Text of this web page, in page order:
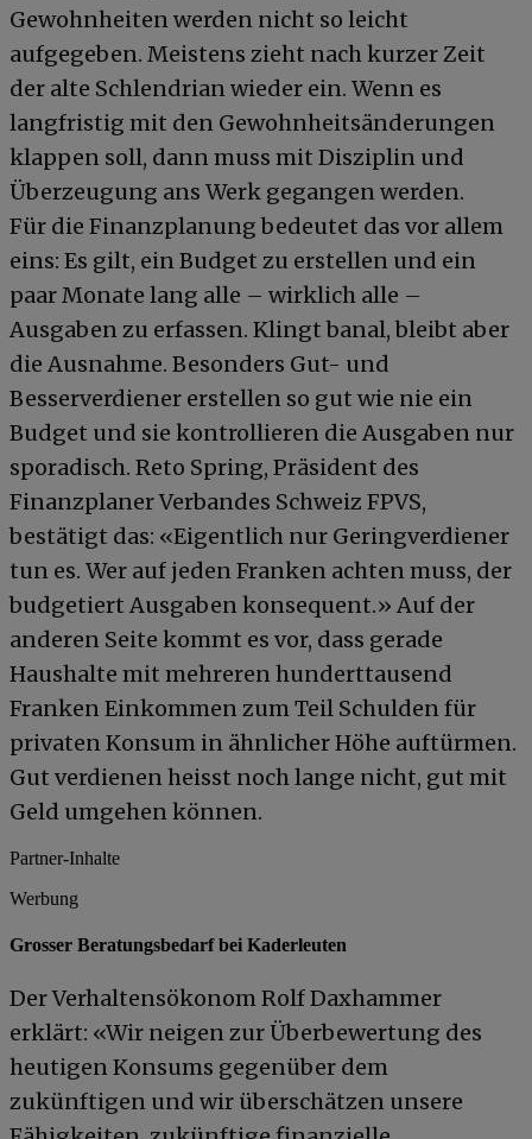
Gewohnheiten werden nicht so leicht
aufgegeben. Meistens zieht nach kurzer Zeit
der alte Schlendrian wieder ein. Wenn es
langfristig mit den Gewohnheitsänderungen
klappen soll, dann muss mit Disziplin und
Überzeugung ans Werk gegangen werden.
Für die Finanzplanung bedeutet das vor allem
eins: Es gilt, ein Budget zu erstellen und ein
paar Monate lang alle – wirklich alle –
Ausgaben zu erfassen. Klingt banal, bleibt aber
die Ausnahme. Besonders Gut- und
Besserverdiener erstellen so gut wie nie ein
Budget und sie kontrollieren die Ausgaben nur
sporadisch. Reto Spring, Präsident des
Finanzplaner Verbandes Schweiz FPVS,
bestätigt das: «Eigentlich nur Geringverdiener
tun es. Wer auf jeden Franken achten muss, der
budgetiert Ausgaben konsequent.» Auf der
anderen Seite kommt es vor, dass gerade
Haushalte mit mehreren hunderttausend
Franken Einkommen zum Teil Schulden für
privaten Konsum in ähnlicher Höhe auftürmen.
Gut verdienen heisst noch lange nicht, gut mit
Geld umgehen können.
Partner-Inhalte
Werbung
Grosser Beratungsbedarf bei Kaderleuten
Der Verhaltensökonom Rolf Daxhammer
erklärt: «Wir neigen zur Überbewertung des
heutigen Konsums gegenüber dem
zukünftigen und wir überschätzen unsere